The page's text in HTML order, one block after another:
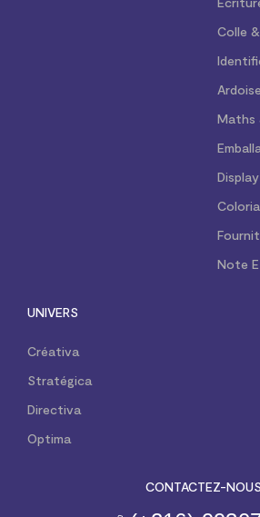
Colle
Maths
Note
UNIVERS
Créativa
Stratégica
Directiva
Optima
CONTACTEZ-NOUS